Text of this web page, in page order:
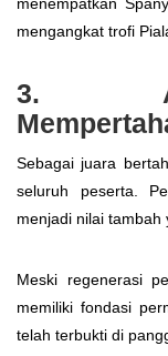
mengangkat trofi
3.
Sebagai juara
seluruh peserta.
menjadi nilai tambah
Meski regenerasi
memiliki fondasi
telah terbukti di